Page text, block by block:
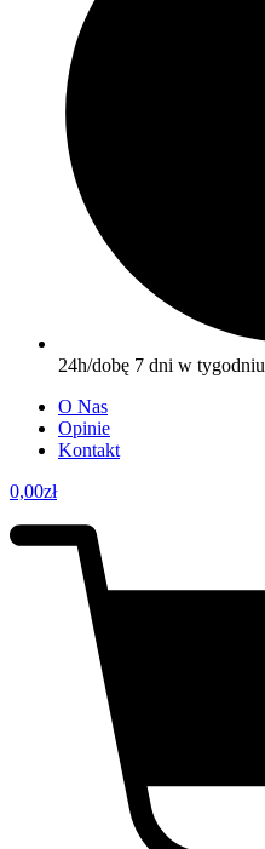
24h/dobę 7 dni w tygodniu
O Nas
Opinie
Kontakt
0,00zł